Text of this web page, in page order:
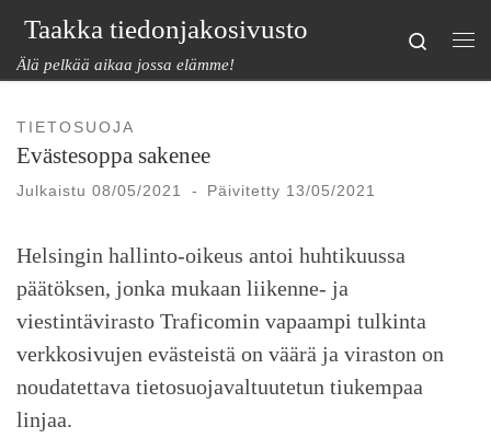
Skip to content
Taakka tiedonjakosivusto
Älä pelkää aikaa jossa elämme!
Search
TIETOSUOJA
Evästesoppa sakenee
Julkaistu 08/05/2021 - Päivitetty 13/05/2021
Helsingin hallinto-oikeus antoi huhtikuussa
päätöksen, jonka mukaan liikenne- ja
viestintävirasto Traficomin vapaampi tulkinta
verkkosivujen evästeistä on väärä ja viraston on
noudatettava tietosuojavaltuutetun tiukempaa
linjaa.